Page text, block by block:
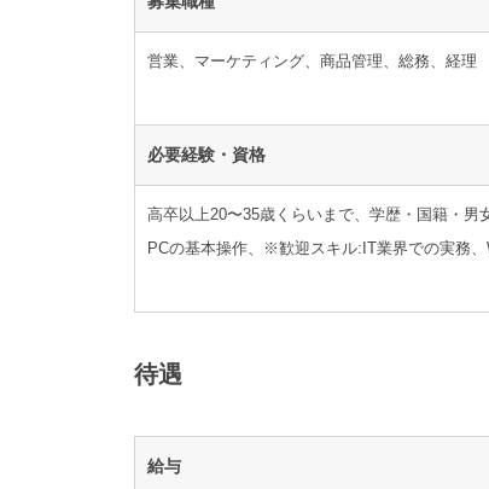
営業、マーケティング、商品管理、総務、経理
必要経験・資格
高卒以上20〜35歳くらいまで、学歴・国籍・男
PCの基本操作、※歓迎スキル:IT業界での実務
待遇
給与